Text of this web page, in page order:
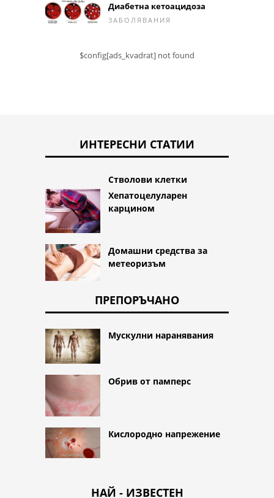
Диабетна кетоацидоза
ЗАБОЛЯВАНИЯ
$config[ads_kvadrat] not found
ИНТЕРЕСНИ СТАТИИ
Стволови клетки
Хепатоцелуларен
карцином
Домашни средства за
метеоризъм
ПРЕПОРЪЧАНО
Мускулни наранявания
Обрив от памперс
Кислородно напрежение
НАЙ - ИЗВЕСТЕН